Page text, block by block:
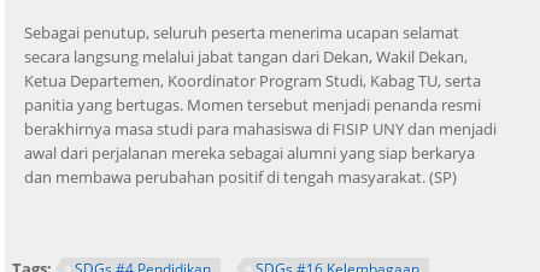
Sebagai penutup, seluruh peserta menerima ucapan selamat
secara langsung melalui jabat tangan dari Dekan, Wakil Dekan,
Ketua Departemen, Koordinator Program Studi, Kabag TU, serta
panitia yang bertugas. Momen tersebut menjadi penanda resmi
berakhirnya masa studi para mahasiswa di FISIP UNY dan menjadi
awal dari perjalanan mereka sebagai alumni yang siap berkarya
dan membawa perubahan positif di tengah masyarakat. (SP)